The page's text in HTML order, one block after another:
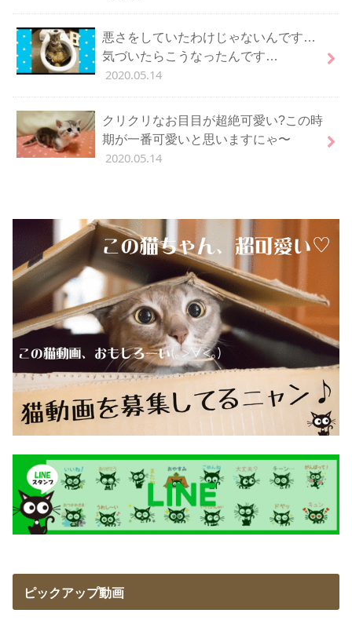
悪さをしていたわけじゃないんです…
気づいたらこうなったんです…
2020.05.14
クリクリなお目目が超絶可愛い?この時
期が一番可愛いと思いますにゃ〜
2020.05.14
ピックアップ動画